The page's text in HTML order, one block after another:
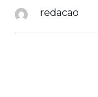
redacao